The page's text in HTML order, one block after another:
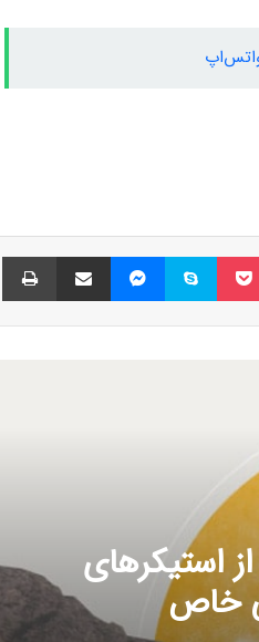
پاکت اسکایپ مسنجر اشتراک گذاری با ایمیل
از استیکرهای
خاص